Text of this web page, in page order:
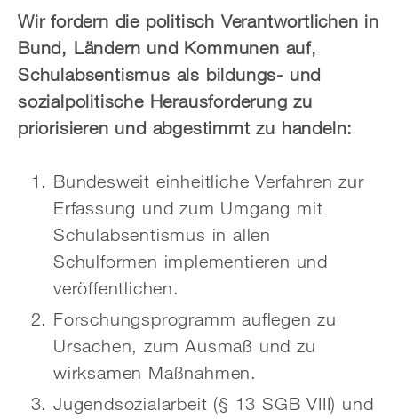
Wir fordern die politisch Verantwortlichen in
Bund, Ländern und Kommunen auf,
Schulabsentismus als bildungs- und
sozialpolitische Herausforderung zu
priorisieren und abgestimmt zu handeln:
Bundesweit einheitliche Verfahren zur
Erfassung und zum Umgang mit
Schulabsentismus in allen
Schulformen implementieren und
veröffentlichen.
Forschungsprogramm auflegen zu
Ursachen, zum Ausmaß und zu
wirksamen Maßnahmen.
Jugendsozialarbeit (§ 13 SGB VIII) und